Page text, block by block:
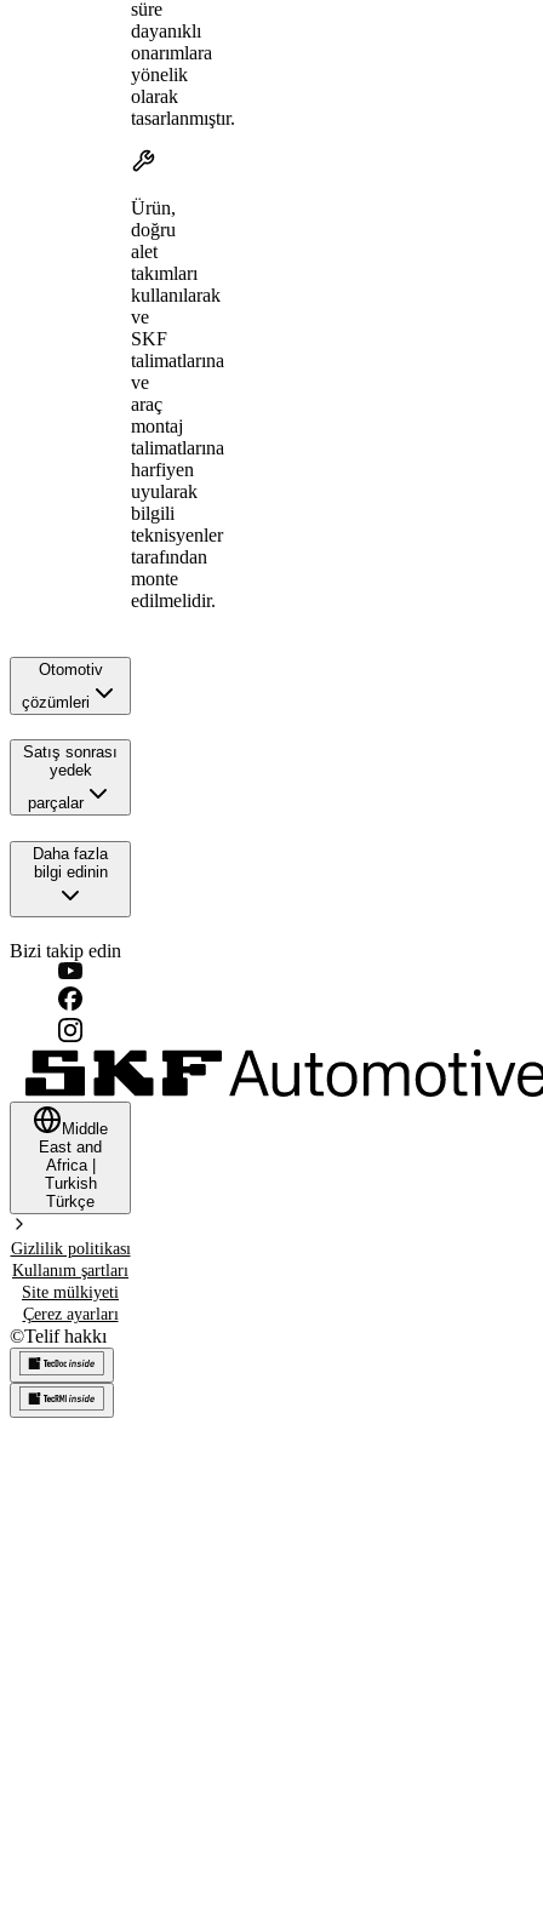
süre
dayanıklı
onarımlara
yönelik
olarak
tasarlanmıştır.
Ürün,
doğru
alet
takımları
kullanılarak
ve
SKF
talimatlarına
ve
araç
montaj
talimatlarına
harfiyen
uyularak
bilgili
teknisyenler
tarafından
monte
edilmelidir.
Otomotiv
çözümleri
Satış sonrası
yedek
parçalar
Daha fazla
bilgi edinin
Bizi takip edin
Middle
East and
Africa|
Turkish
Türkçe
Gizlilik politikası
Kullanım şartları
Site mülkiyeti
Çerez ayarları
©Telif hakkı